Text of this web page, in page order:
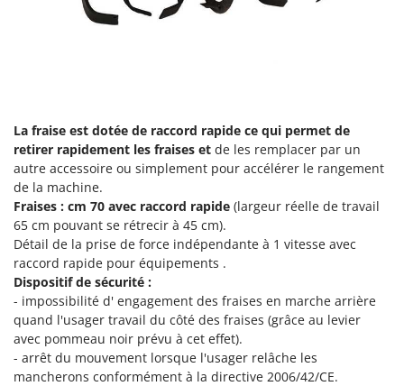
La fraise est dotée de raccord rapide ce qui permet de
retirer rapidement les fraises et de les remplacer par un
autre accessoire ou simplement pour accélérer le rangement
de la machine.
Fraises : cm 70 avec raccord rapide (largeur réelle de travail
65 cm pouvant se rétrecir à 45 cm).
Détail de la prise de force indépendante à 1 vitesse avec
raccord rapide pour équipements .
Dispositif de sécurité :
- impossibilité d' engagement des fraises en marche arrière
quand l'usager travail du côté des fraises (grâce au levier
avec pommeau noir prévu à cet effet).
- arrêt du mouvement lorsque l'usager relâche les
mancherons conformément à la directive 2006/42/CE.